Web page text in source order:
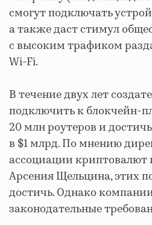
смогут подключать
а также даст стимул
с высоким трафиком
Wi-Fi.
В течение двух лет
подключить к блокчейн-
20 млн роутеров и
в $1 млрд. По мнению
ассоциации криптовалют
Арсения Щельцина, этих
достичь. Однако
законодательные